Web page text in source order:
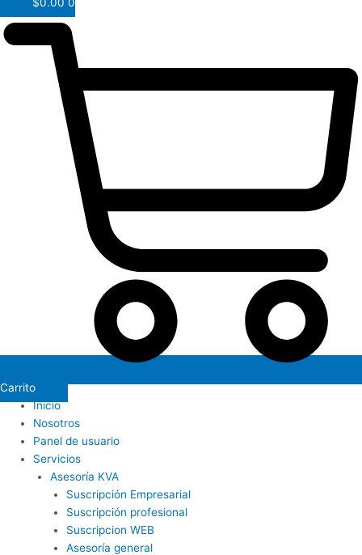
Carrito
Inicio
Nosotros
Panel de usuario
Servicios
Asesoría KVA
Suscripción Empresarial
Suscripción profesional
Suscripcion WEB
Asesoría general